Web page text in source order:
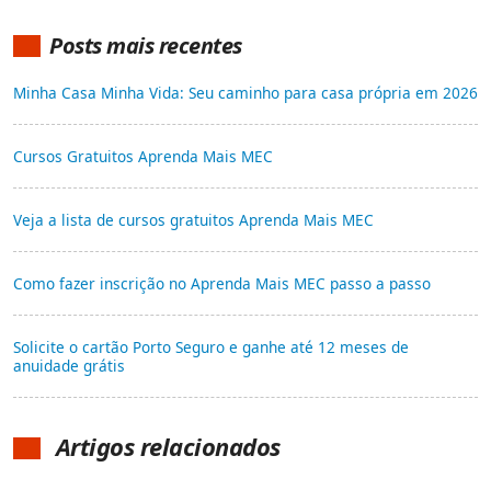
Posts mais recentes
Minha Casa Minha Vida: Seu caminho para casa própria em 2026
Cursos Gratuitos Aprenda Mais MEC
Veja a lista de cursos gratuitos Aprenda Mais MEC
Como fazer inscrição no Aprenda Mais MEC passo a passo
Solicite o cartão Porto Seguro e ganhe até 12 meses de
anuidade grátis
Artigos relacionados